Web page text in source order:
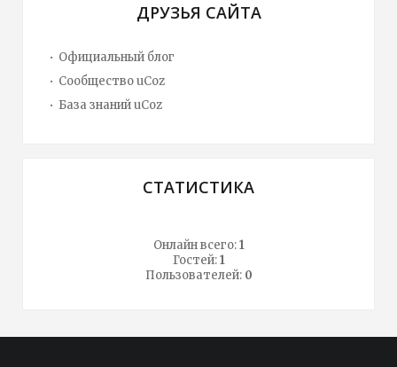
ДРУЗЬЯ САЙТА
Официальный блог
Сообщество uCoz
База знаний uCoz
СТАТИСТИКА
Онлайн всего:1
Гостей:1
Пользователей: 0